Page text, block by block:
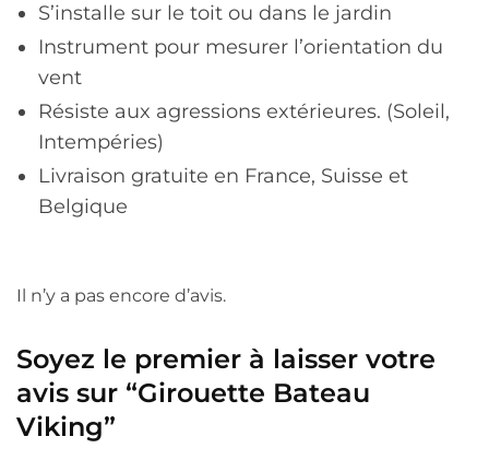
S’installe sur le toit ou dans le jardin
Instrument pour mesurer l’orientation du
vent
Résiste aux agressions extérieures. (Soleil,
Intempéries)
Livraison gratuite en France, Suisse et
Belgique
Il n’y a pas encore d’avis.
Soyez le premier à laisser votre
avis sur “Girouette Bateau
Viking”